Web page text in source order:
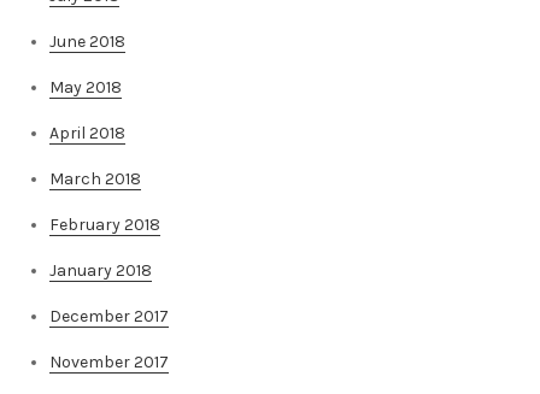
June 2018
May 2018
April 2018
March 2018
February 2018
January 2018
December 2017
November 2017